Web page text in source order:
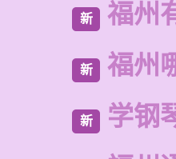
新 福州
新 福州
新 学钢